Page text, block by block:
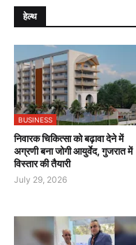
हेल्थ
BUSINESS
निवारक चिकित्सा को बढ़ावा देने में
अग्रणी बना जोगी आयुर्वेद, गुजरात में
विस्तार की तैयारी
July 29, 2026